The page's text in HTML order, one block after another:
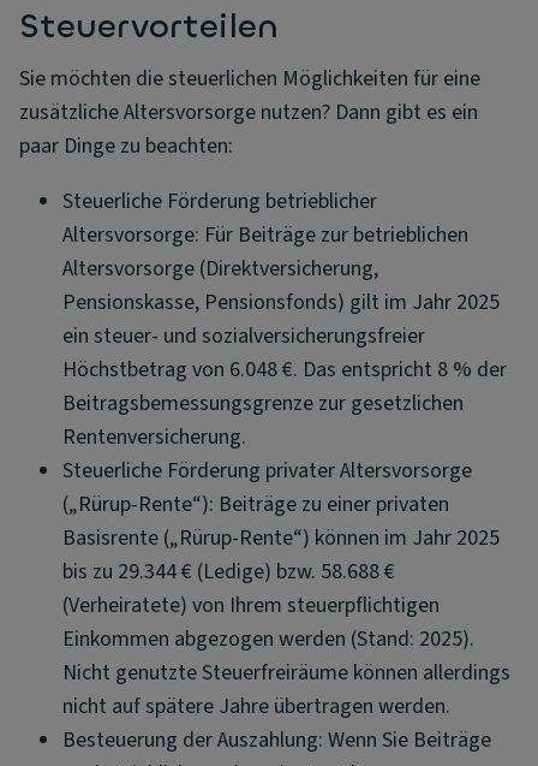
Steuervorteilen
Sie möchten die steuerlichen Möglichkeiten für eine
zusätzliche Altersvorsorge nutzen? Dann gibt es ein
paar Dinge zu beachten:
Steuerliche Förderung betrieblicher
Altersvorsorge: Für Beiträge zur betrieblichen
Altersvorsorge (Direktversicherung,
Pensionskasse, Pensionsfonds) gilt im Jahr 2025
ein steuer- und sozialversicherungsfreier
Höchstbetrag von 6.048 €. Das entspricht 8 % der
Beitragsbemessungsgrenze zur gesetzlichen
Rentenversicherung.
Steuerliche Förderung privater Altersvorsorge
(„Rürup-Rente“): Beiträge zu einer privaten
Basisrente („Rürup-Rente“) können im Jahr 2025
bis zu 29.344 € (Ledige) bzw. 58.688 €
(Verheiratete) von Ihrem steuerpflichtigen
Einkommen abgezogen werden (Stand: 2025).
Nicht genutzte Steuerfreiräume können allerdings
nicht auf spätere Jahre übertragen werden.
Besteuerung der Auszahlung: Wenn Sie Beiträge